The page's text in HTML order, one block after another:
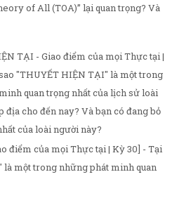
of All (TOA)” lại quan trọng? Và
TẠI - Giao điểm của mọi Thực tại |
"THUYẾT HIỆN TẠI" là một trong
quan trọng nhất của lịch sử loài
cho đến nay? Và bạn có đang bỏ
của loài người này?
điểm của mọi Thực tại | Kỳ 30] - Tại
một trong những phát minh quan